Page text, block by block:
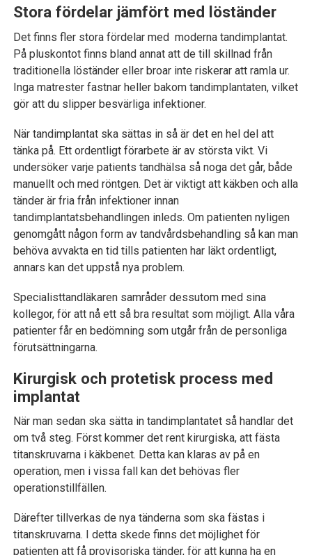
Stora fördelar jämfört med löständer
Det finns fler stora fördelar med moderna tandimplantat.
På pluskontot finns bland annat att de till skillnad från
traditionella löständer eller broar inte riskerar att ramla ur.
Inga matrester fastnar heller bakom tandimplantaten, vilket
gör att du slipper besvärliga infektioner.
När tandimplantat ska sättas in så är det en hel del att
tänka på. Ett ordentligt förarbete är av största vikt. Vi
undersöker varje patients tandhälsa så noga det går, både
manuellt och med röntgen. Det är viktigt att käkben och alla
tänder är fria från infektioner innan
tandimplantatsbehandlingen inleds. Om patienten nyligen
genomgått någon form av tandvårdsbehandling så kan man
behöva avvakta en tid tills patienten har läkt ordentligt,
annars kan det uppstå nya problem.
Specialisttandläkaren samråder dessutom med sina
kollegor, för att nå ett så bra resultat som möjligt. Alla våra
patienter får en bedömning som utgår från de personliga
förutsättningarna.
Kirurgisk och protetisk process med
implantat
När man sedan ska sätta in tandimplantatet så handlar det
om två steg. Först kommer det rent kirurgiska, att fästa
titanskruvarna i käkbenet. Detta kan klaras av på en
operation, men i vissa fall kan det behövas fler
operationstillfällen.
Därefter tillverkas de nya tänderna som ska fästas i
titanskruvarna. I detta skede finns det möjlighet för
patienten att få provisoriska tänder, för att kunna ha en